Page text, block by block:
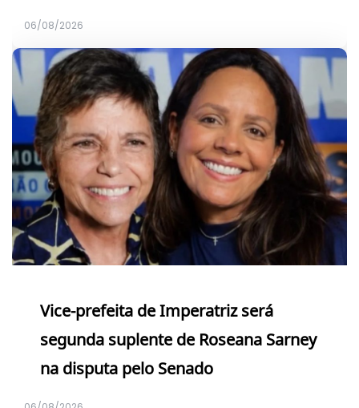
06/08/2026
Vice-prefeita de Imperatriz será
segunda suplente de Roseana Sarney
na disputa pelo Senado